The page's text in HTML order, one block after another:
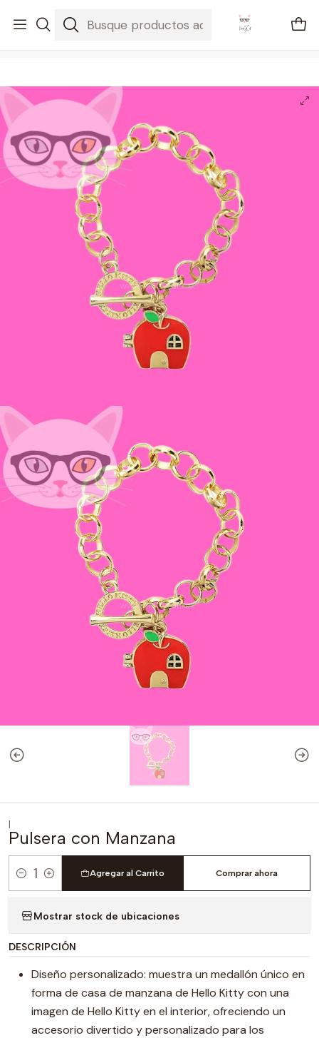
🚐 Envíos Nacionales gratis en compras mayores a $2100
|
Pulsera con Manzana
Cantidad
Agregar al Carrito Comprar ahora
Mostrar stock de ubicaciones
DESCRIPCIÓN
Diseño personalizado: muestra un medallón único en
forma de casa de manzana de Hello Kitty con una
imagen de Hello Kitty en el interior, ofreciendo un
accesorio divertido y personalizado para los